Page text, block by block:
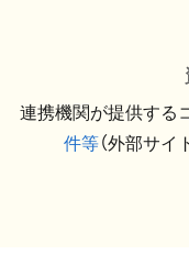
連携機関が提供する
件等（外部サイ